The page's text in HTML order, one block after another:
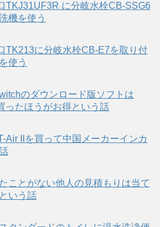
TKJ31UF3R に分岐水栓CB-SSG6
機を使う
TK213に分岐水栓CB-E7を取り付
使う
のダウンロード版ソフトは
ったほうがお得という話
Air IIを買って中国メーカーインカ
ことがない他人の見積もりは当て
いう話